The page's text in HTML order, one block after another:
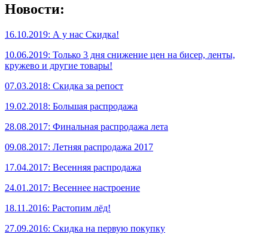
Новости:
16.10.2019: А у нас Скидка!
10.06.2019: Только 3 дня снижение цен на бисер, ленты,
кружево и другие товары!
07.03.2018: Скидка за репост
19.02.2018: Большая распродажа
28.08.2017: Финальная распродажа лета
09.08.2017: Летняя распродажа 2017
17.04.2017: Весенняя распродажа
24.01.2017: Весеннее настроение
18.11.2016: Растопим лёд!
27.09.2016: Скидка на первую покупку